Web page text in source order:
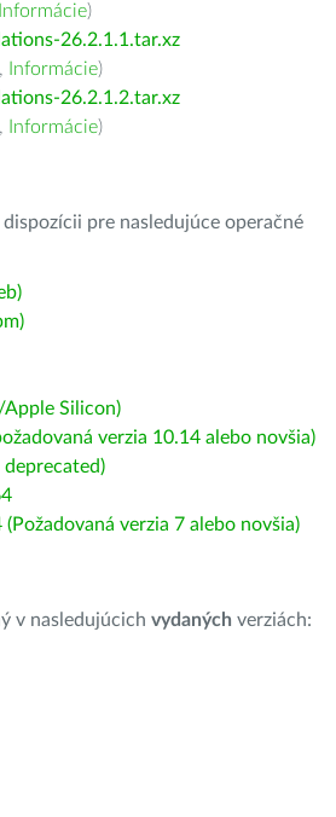
Informácie)
26.2.1.1.tar.xz
, Informácie)
26.2.1.2.tar.xz
, Informácie)
pre nasledujúce operačné
Silicon)
verzia 10.14 alebo novšia)
verzia 7 alebo novšia)
v nasledujúcich vydaných verziách: